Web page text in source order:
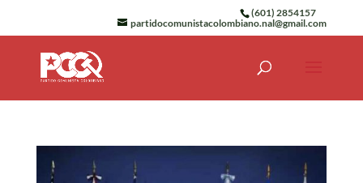
(601) 2854157
partidocomunistacolombiano.nal@gmail.com